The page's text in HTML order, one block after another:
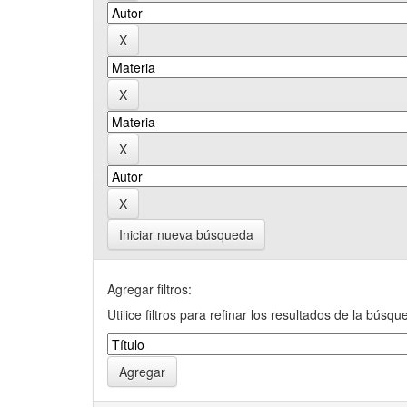
Iniciar nueva búsqueda
Agregar filtros:
Utilice filtros para refinar los resultados de la